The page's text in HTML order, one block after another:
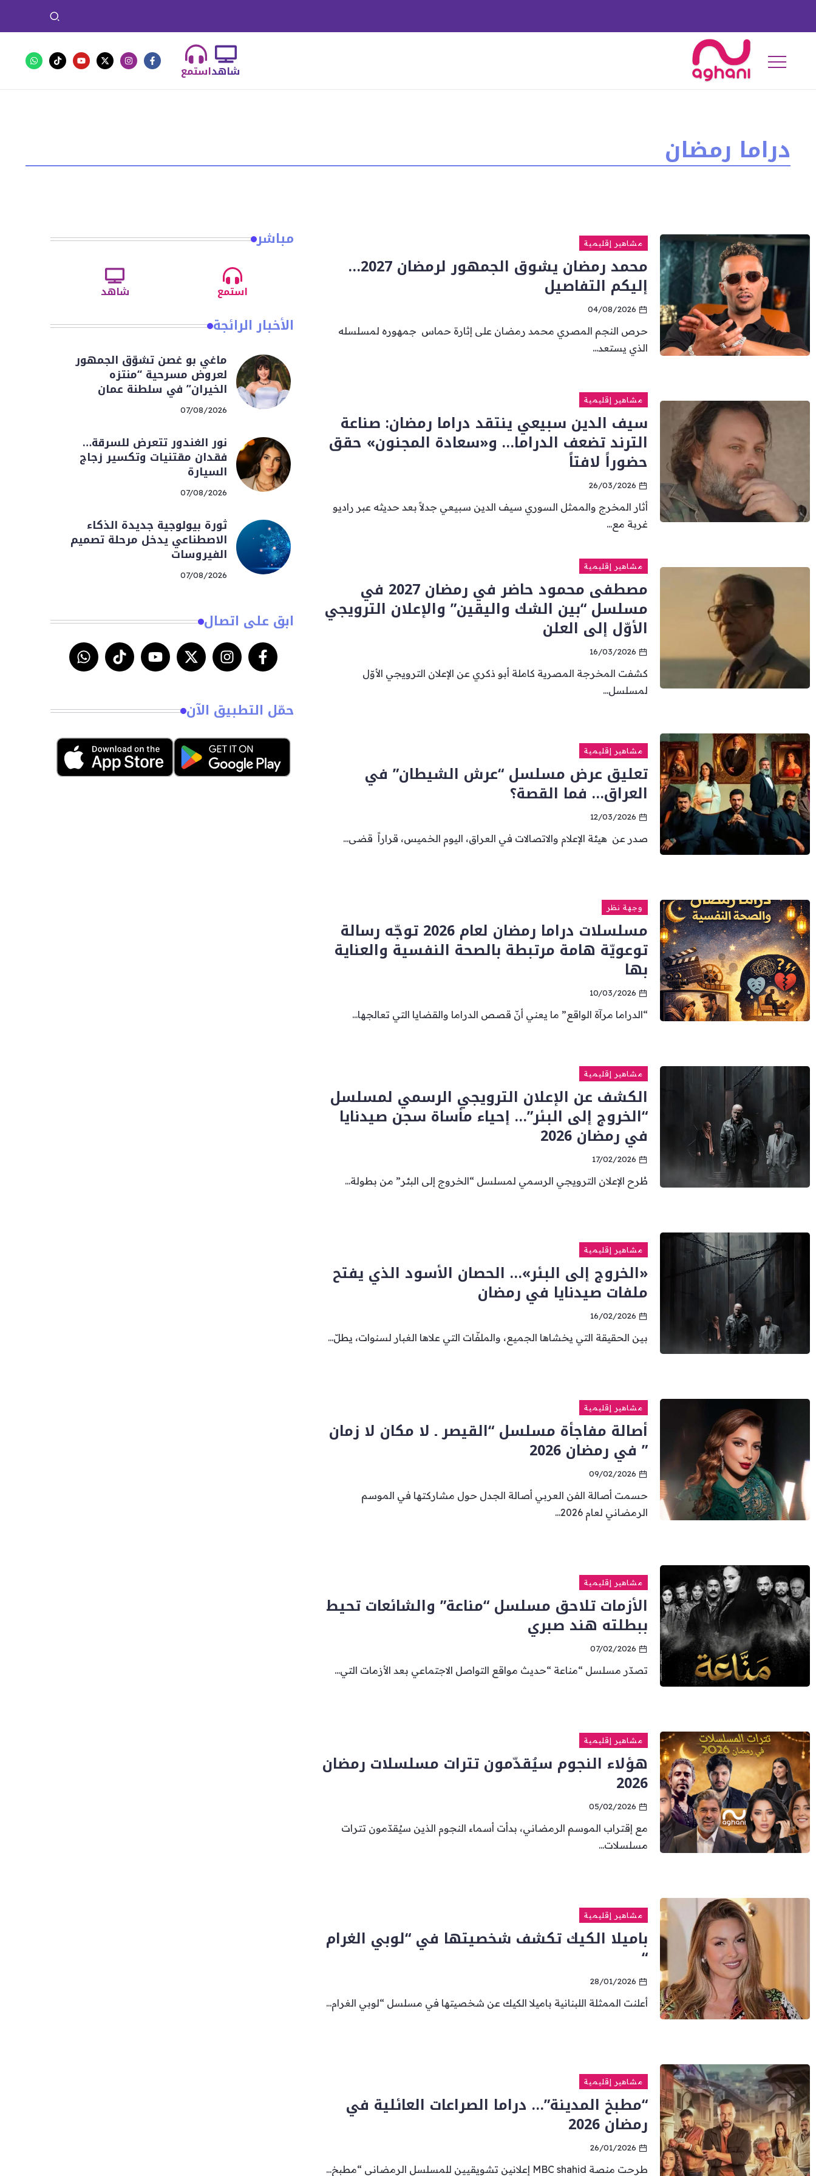
استمعشاهد
دراما رمضان
مشاهير إقليمية
محمد رمضان يشوق الجمهور لرمضان 2027…
إليكم التفاصيل
04/08/2026
حرص النجم المصري محمد رمضان على إثارة حماس جمهوره لمسلسله
الذي يستعد...
مشاهير إقليمية
سيف الدين سبيعي ينتقد دراما رمضان: صناعة
الترند تضعف الدراما… و«سعادة المجنون» حقق
حضوراً لافتاً
26/03/2026
أثار المخرج والممثل السوري سيف الدين سبيعي جدلاً بعد حديثه عبر راديو
غربة مع...
مشاهير إقليمية
مصطفى محمود حاضر في رمضان 2027 في
مسلسل “بين الشك واليقين” والإعلان الترويجي
الأوّل إلى العلن
16/03/2026
كشفت المخرجة المصرية كاملة أبو ذكري عن الإعلان الترويجي الأوّل
لمسلسل...
مشاهير إقليمية
تعليق عرض مسلسل “عرش الشيطان” في
العراق… فما القصة؟
12/03/2026
صدر عن هيئة الإعلام والاتصالات في العراق، اليوم الخميس، قراراً قضى...
وجهة نظر
مسلسلات دراما رمضان لعام 2026 توجّه رسالة
توعويّة هامة مرتبطة بالصحة النفسية والعناية
بها
10/03/2026
“الدراما مرآة الواقع” ما يعني أنّ قصص الدراما والقضايا التي تعالجها...
مشاهير إقليمية
الكشف عن الإعلان الترويجي الرسمي لمسلسل
“الخروج إلى البئر”… إحياء مأساة سجن صيدنايا
في رمضان 2026
17/02/2026
طُرح الإعلان الترويجي الرسمي لمسلسل “الخروج إلى البئر” من بطولة...
مشاهير إقليمية
«الخروج إلى البئر»… الحصان الأسود الذي يفتح
ملفات صيدنايا في رمضان
16/02/2026
بين الحقيقة التي يخشاها الجميع، والملفّات التي علاها الغبار لسنوات، يطلّ...
مشاهير إقليمية
أصالة مفاجأة مسلسل “القيصر ـ لا مكان لا زمان
” في رمضان 2026
09/02/2026
حسمت أصالة الفن العربي أصالة الجدل حول مشاركتها في الموسم
الرمضاني لعام 2026...
مشاهير إقليمية
الأزمات تلاحق مسلسل “مناعة” والشائعات تحيط
ببطلته هند صبري
07/02/2026
تصدّر مسلسل “مناعة “حديث مواقع التواصل الاجتماعي بعد الأزمات التي...
مشاهير إقليمية
هؤلاء النجوم سيُقدّمون تترات مسلسلات رمضان
2026
05/02/2026
مع إقتراب الموسم الرمضاني، بدأت أسماء النجوم الذين سيُقدّمون تترات
مسلسلات...
مشاهير إقليمية
باميلا الكيك تكشف شخصيتها في “لوبي الغرام
“
28/01/2026
أعلنت الممثلة اللبنانية باميلا الكيك عن شخصيتها في مسلسل “لوبي الغرام...
مشاهير إقليمية
“مطبخ المدينة”… دراما الصراعات العائلية في
رمضان 2026
26/01/2026
طرحت منصة MBC shahid إعلانين تشويقيين للمسلسل الرمضاني “مطبخ...
مباشر
استمع شاهد
الأخبار الرائجة
ماغي بو غصن تشوّق الجمهور
لعروض مسرحية “منتزه
الخيران” في سلطنة عمان
07/08/2026
نور الغندور تتعرض للسرقة…
فقدان مقتنيات وتكسير زجاج
السيارة
07/08/2026
ثورة بيولوجية جديدة الذكاء
الاصطناعي يدخل مرحلة تصميم
الفيروسات
07/08/2026
ابق على اتصال
حمّل التطبيق الآن